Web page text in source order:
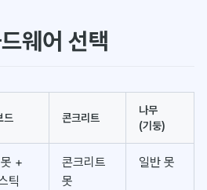
웨어 선택
드 콘크리트
나무
(기둥)
+
틱
콘크리트
못
일반 못